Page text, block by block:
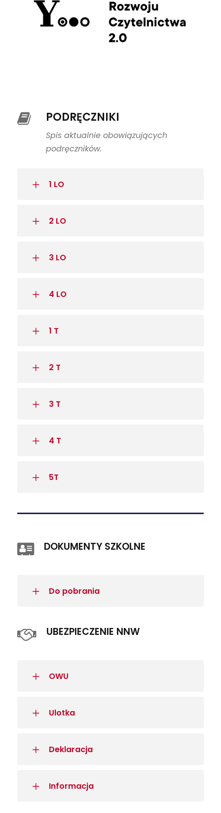
PODRĘCZNIKI
Spis aktualnie obowiązujących
podręczników.
1 LO
2 LO
3 LO
4 LO
1 T
2 T
3 T
4 T
5T
DOKUMENTY SZKOLNE
Do pobrania
UBEZPIECZENIE NNW
OWU
Ulotka
Deklaracja
Informacja